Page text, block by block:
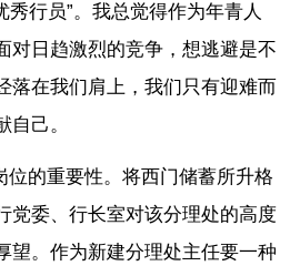
秀行员”。我总觉得作为年青人
对日趋激烈的竞争，想逃避是不
落在我们肩上，我们只有迎难而
己。
位的重要性。将西门储蓄所升格
党委、行长室对该分理处的高度
望。作为新建分理处主任要一种